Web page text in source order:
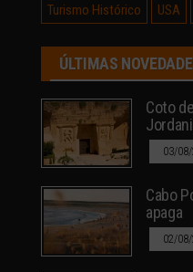
Turismo Histórico
USA
ÚLTIMAS
Coto
03/
Cabo
apaga
02/